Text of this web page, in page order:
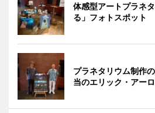
体感型アートプラネ
る」フォトスポット
プラネタリウム制作
当のエリック・アー